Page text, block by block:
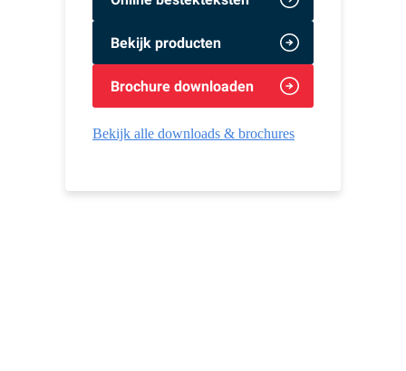
Bekijk producten
Brochure downloaden
Bekijk alle downloads & brochures